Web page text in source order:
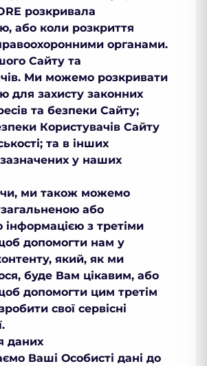
розкривала
або коли розкриття
органами.
Сайту та
Ми можемо розкривати
для захисту законних
та безпеки Сайту;
Користувачів Сайту
та в інших
у наших
ми також можемо
або
інформацією з третіми
допомогти нам у
який, як ми
буде Вам цікавим, або
допомогти цим третім
свої сервісні
даних
Ваші Особисті дані до